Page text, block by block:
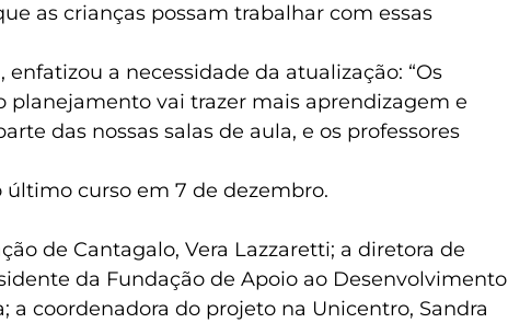
as crianças possam trabalhar com essas
a necessidade da atualização: “Os
planejamento vai trazer mais aprendizagem e
das nossas salas de aula, e os professores
curso em 7 de dezembro.
de Cantagalo, Vera Lazzaretti; a diretora de
da Fundação de Apoio ao Desenvolvimento
a coordenadora do projeto na Unicentro, Sandra